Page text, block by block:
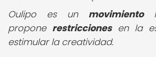
Oulipo es un movimiento
propone restriccionesen la
estimular la creatividad.